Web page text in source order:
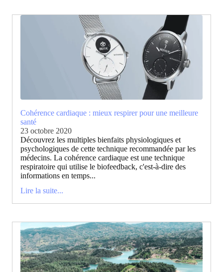
Cohérence cardiaque : mieux respirer pour une meilleure
santé
23 octobre 2020
Découvrez les multiples bienfaits physiologiques et
psychologiques de cette technique recommandée par les
médecins. La cohérence cardiaque est une technique
respiratoire qui utilise le biofeedback, c'est-à-dire des
informations en temps...
Lire la suite...